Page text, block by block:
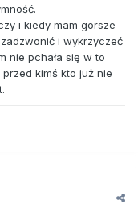
i kiedy mam gorsze
i wykrzyczeć
nie pchała się w to
kimś kto już nie